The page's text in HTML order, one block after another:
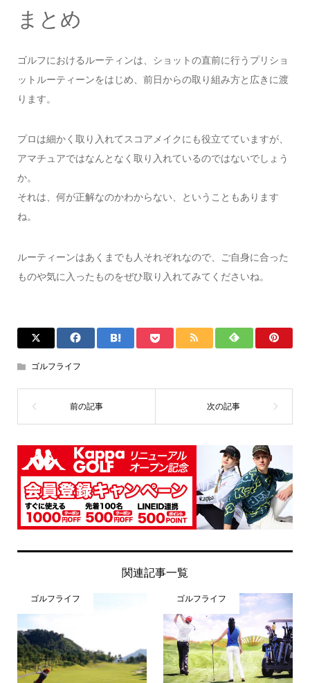
まとめ
ゴルフにおけるルーティンは、ショットの直前に行うプリショ
ットルーティーンをはじめ、前日からの取り組み方と広きに渡
ります。
プロは細かく取り入れてスコアメイクにも役立てていますが、
アマチュアではなんとなく取り入れているのではないでしょう
か。
それは、何が正解なのかわからない、ということもあります
ね。
ルーティーンはあくまでも人それぞれなので、ご自身に合った
ものや気に入ったものをぜひ取り入れてみてくださいね。
ゴルフライフ
関連記事一覧
ゴルフライフ ゴルフライフ